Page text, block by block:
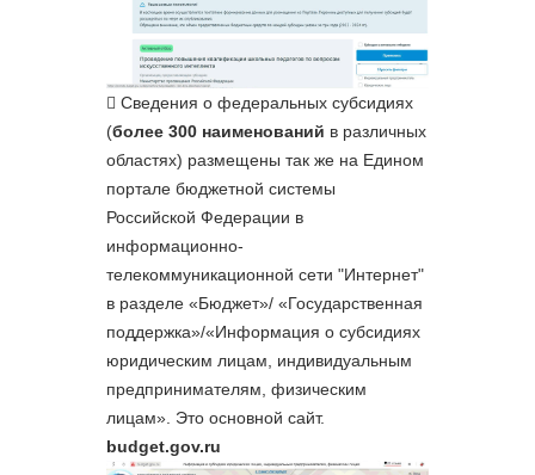
Сведения о федеральных субсидиях
(более 300 наименований в различных
областях) размещены так же на Едином
портале бюджетной системы
Российской Федерации в
информационно-
телекоммуникационной сети "Интернет"
в разделе «Бюджет»/ «Государственная
поддержка»/«Информация о субсидиях
юридическим лицам, индивидуальным
предпринимателям, физическим
лицам». Это основной сайт.
budget.gov.ru